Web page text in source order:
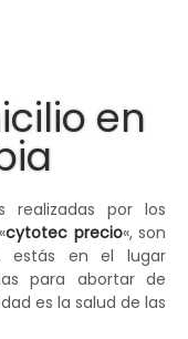
en
realizadas por los
cytotec precio«, son
estás en el lugar
para abortar de
es la salud de las